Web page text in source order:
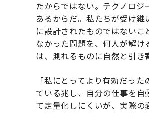
たからではない。テクノロ
あるからだ。私たちが受け
に設計されたものではない
なかった問題を、何人が解
は、測れるものに自然と引き
「私にとってより有効だっ
ている兆し、自分の仕事を
て定量化しにくいが、実際の